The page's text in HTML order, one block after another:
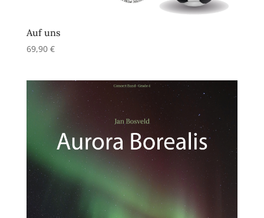
Auf uns
69,90 €